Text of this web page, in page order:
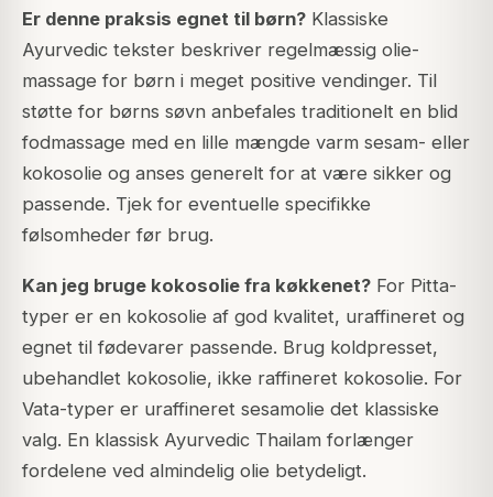
Er denne praksis egnet til børn? Klassiske
Ayurvedic tekster beskriver regelmæssig olie-
massage for børn i meget positive vendinger. Til
støtte for børns søvn anbefales traditionelt en blid
fodmassage med en lille mængde varm sesam- eller
kokosolie og anses generelt for at være sikker og
passende. Tjek for eventuelle specifikke
følsomheder før brug.
Kan jeg bruge kokosolie fra køkkenet? For Pitta-
typer er en kokosolie af god kvalitet, uraffineret og
egnet til fødevarer passende. Brug koldpresset,
ubehandlet kokosolie, ikke raffineret kokosolie. For
Vata-typer er uraffineret sesamolie det klassiske
valg. En klassisk Ayurvedic Thailam forlænger
fordelene ved almindelig olie betydeligt.